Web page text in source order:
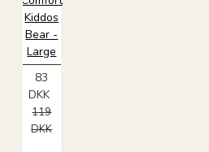
Kiddos
Bear -
Large
83
DKK
119
DKK